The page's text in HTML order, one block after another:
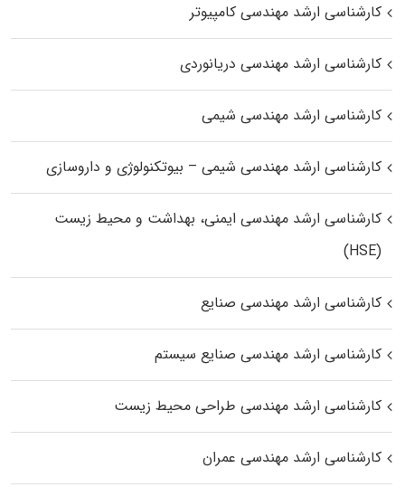
کارشناسی ارشد مهندسی کامپیوتر
کارشناسی ارشد مهندسی دریانوردی
کارشناسی ارشد مهندسی شیمی
کارشناسی ارشد مهندسی شیمی – بیوتکنولوژی و داروسازی
کارشناسی ارشد مهندسی ایمنی، بهداشت و محیط زیست
(HSE)
کارشناسی ارشد مهندسی صنایع
کارشناسی ارشد مهندسی صنایع سیستم
کارشناسی ارشد مهندسی طراحی محیط زیست
کارشناسی ارشد مهندسی عمران